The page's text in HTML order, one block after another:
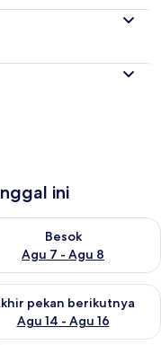
ini
6 - Agu 7
Besok
Agu 7 - Agu 8
ketersediaan untuk
ini Agu 7 - Agu 9
pekan berikutnya
Agu 14 - Agu 16
ketersediaan untuk